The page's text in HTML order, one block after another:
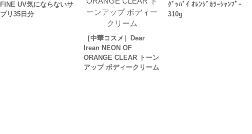
FINE UV気にならないサ
プリ35日分
［中華コスメ］Dear
lrean NEON OF
ORANGE CLEAR トーン
アップ ボディークリーム
ｸﾞｯﾊﾞｲ ｵﾚﾝｼﾞｶﾗｰｼｬﾝﾌﾟｰ
310g